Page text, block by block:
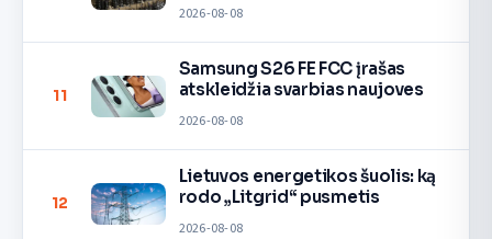
2026-08-08
11
Samsung S26 FE FCC įrašas
atskleidžia svarbias naujoves
2026-08-08
12
Lietuvos energetikos šuolis: ką
rodo „Litgrid“ pusmetis
2026-08-08